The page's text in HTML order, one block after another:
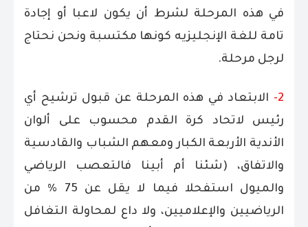
في هذه المرحلة لشرط أن يكون لاعبا أو إجادة
تامة للغة الإنجليزيه كونها مكتسبة ونحن نحتاج
لرجل مرحلة.
2-
الابتعاد في هذه المرحلة عن قبول ترشيح أي
رئيس لاتحاد كرة القدم محسوب على ألوان
الأندية الأربعة الكبار ومعهم الشباب والقادسية
والاتفاق، (شئنا أم أبينا فالتعصب الرياضي
والميول استفحلا فيما لا يقل عن 75 % من
الرياضيين والإعلاميين، ولا داع لمحاولة التغافل